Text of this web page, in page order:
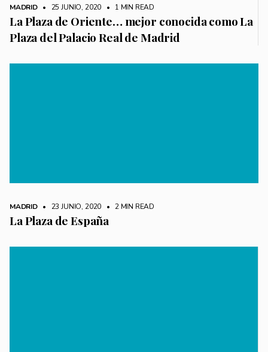
MADRID • 25 JUNIO, 2020 • 1 MIN READ
La Plaza de Oriente… mejor conocida como La
Plaza del Palacio Real de Madrid
MADRID • 23 JUNIO, 2020 • 2 MIN READ
La Plaza de España